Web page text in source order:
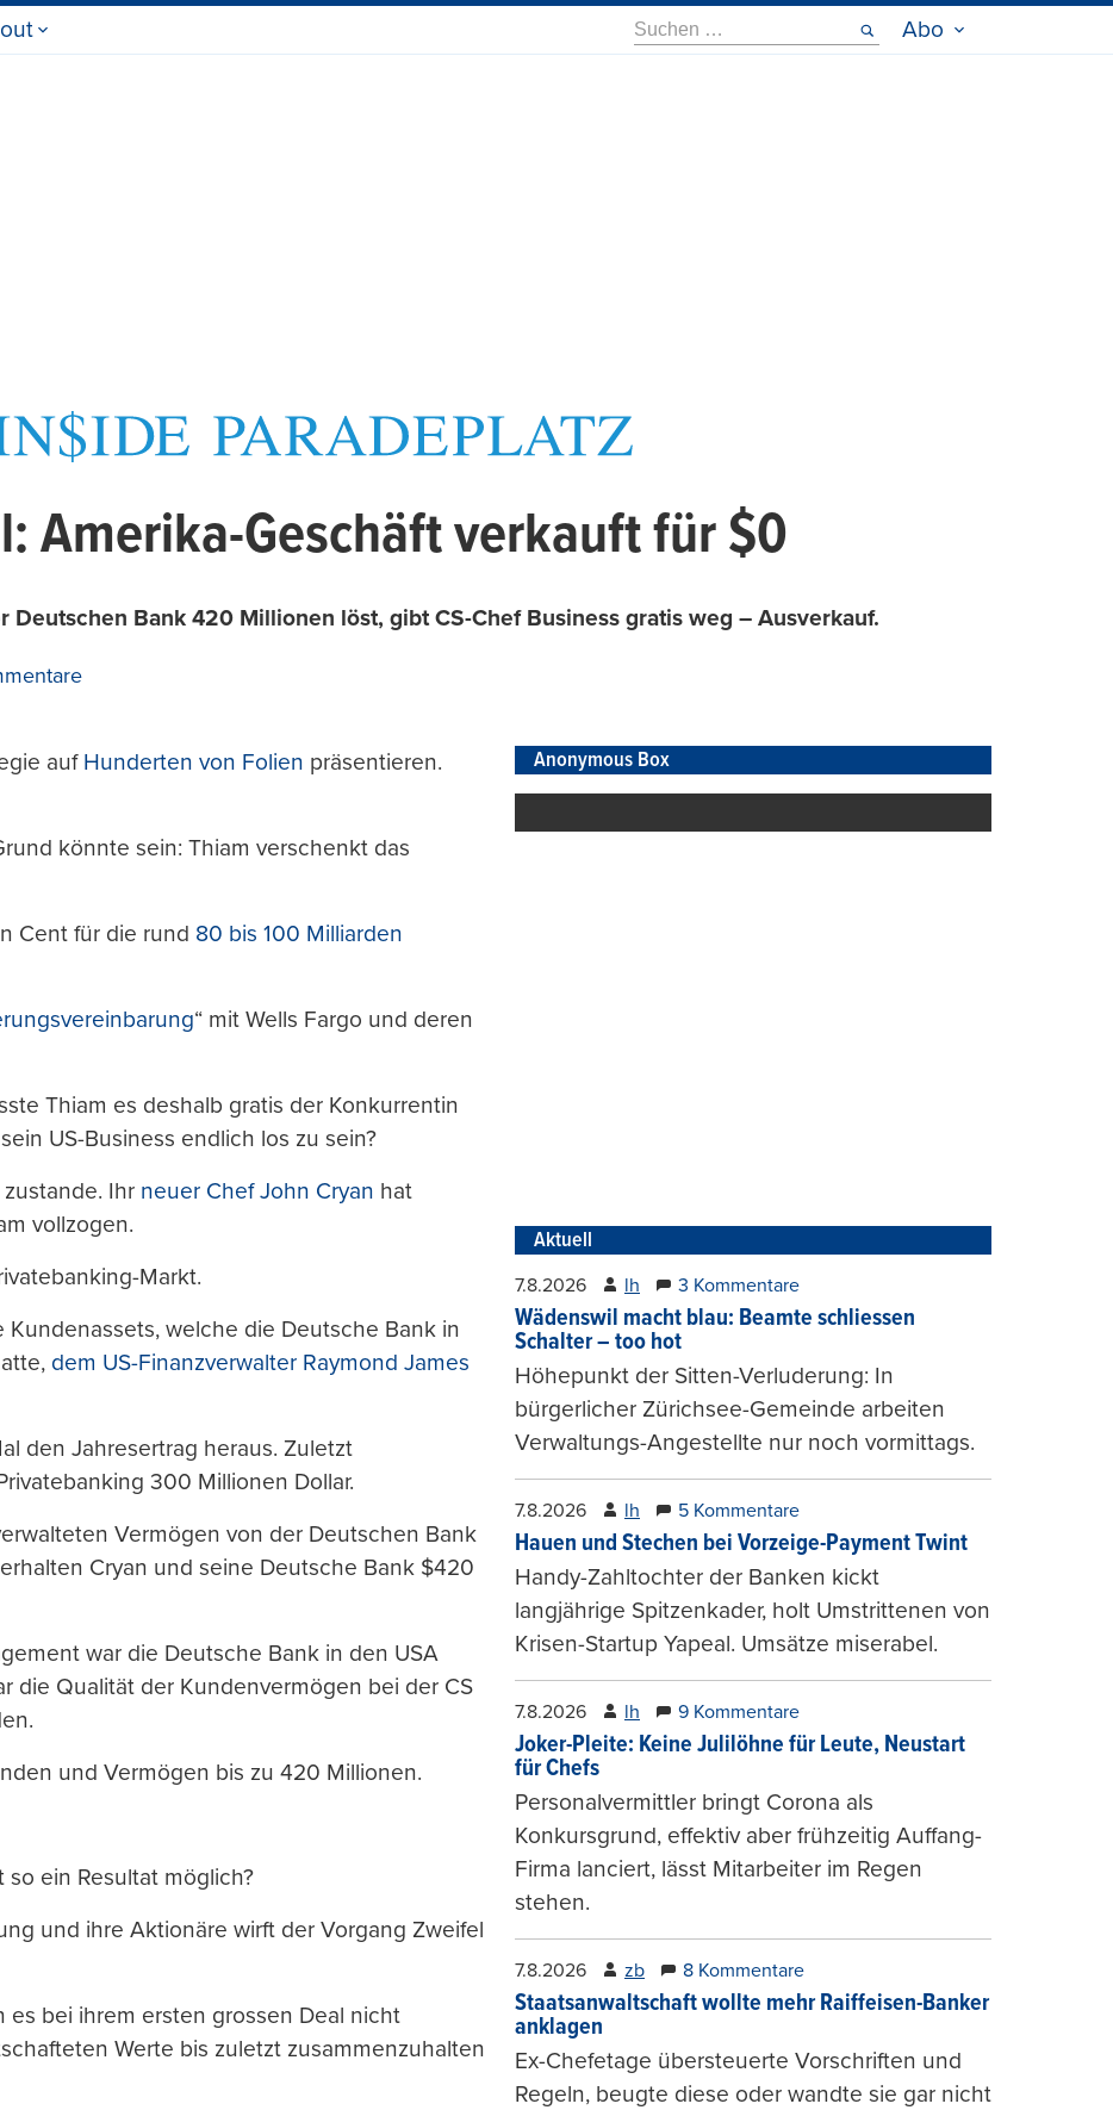
Suche
nach:
Abo
Amerika-Geschäft verkauft für $0
Deutschen Bank 420 Millionen löst, gibt CS-Chef Business gratis weg – Ausverkauf.
auf Hunderten von Folien präsentieren.
könnte sein: Thiam verschenkt das
Cent für die rund 80 bis 100 Milliarden
“ mit Wells Fargo und deren
Thiam es deshalb gratis der Konkurrentin
US-Business endlich los zu sein?
Ihr neuer Chef John Cryan hat
vollzogen.
Markt.
welche die Deutsche Bank in
dem US-Finanzverwalter Raymond James
den Jahresertrag heraus. Zuletzt
300 Millionen Dollar.
Vermögen von der Deutschen Bank
Cryan und seine Deutsche Bank $420
war die Deutsche Bank in den USA
die Qualität der Kundenvermögen bei der CS
und Vermögen bis zu 420 Millionen.
so ein Resultat möglich?
und ihre Aktionäre wirft der Vorgang Zweifel
bei ihrem ersten grossen Deal nicht
Werte bis zuletzt zusammenzuhalten
Anonymous Box
Aktuell
7.8.2026 lh 3 Kommentare
Wädenswil macht blau: Beamte schliessen
Schalter – too hot
Höhepunkt der Sitten-Verluderung: In
bürgerlicher Zürichsee-Gemeinde arbeiten
Verwaltungs-Angestellte nur noch vormittags.
7.8.2026 lh 5 Kommentare
Hauen und Stechen bei Vorzeige-Payment Twint
Handy-Zahltochter der Banken kickt
langjährige Spitzenkader, holt Umstrittenen von
Krisen-Startup Yapeal. Umsätze miserabel.
7.8.2026 lh 9 Kommentare
Joker-Pleite: Keine Julilöhne für Leute, Neustart
für Chefs
Personalvermittler bringt Corona als
Konkursgrund, effektiv aber frühzeitig Auffang-
Firma lanciert, lässt Mitarbeiter im Regen
stehen.
7.8.2026 zb 8 Kommentare
Staatsanwaltschaft wollte mehr Raiffeisen-Banker
anklagen
Ex-Chefetage übersteuerte Vorschriften und
Regeln, beugte diese oder wandte sie gar nicht